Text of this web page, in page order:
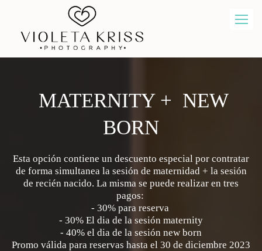
MATERNITY + NEW
BORN
Esta opción contiene un descuento especial por contratar
de forma simultanea la sesión de maternidad + la sesión
de recién nacido. La misma se puede realizar en tres
pagos:
- 30% para reserva
- 30% El dia de la sesión maternity
- 40% el dia de la sesión new born
Promo válida para reservas hasta el 30 de diciembre 2023